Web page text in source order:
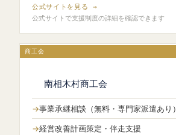
公式サイトを見る →
公式サイトで支援制度の詳細を確認できます
商工会
南相木村商工会
事業承継相談（無料・専門家派遣あり）
経営改善計画策定・伴走支援